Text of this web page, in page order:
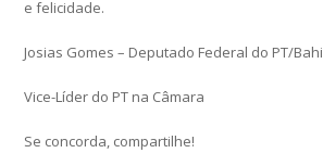
e felicidade.
Josias Gomes – Deputado Federal do PT/
Vice-Líder do PT na Câmara
Se concorda, compartilhe!